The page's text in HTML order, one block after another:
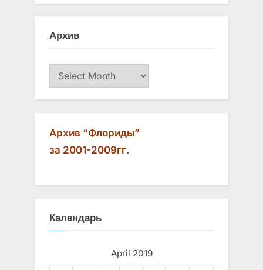
o
Архив
Архив
Архив “Флориды”
за 2001-2009гг.
Календарь
April 2019